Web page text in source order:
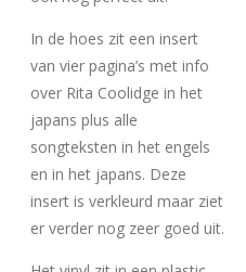
In de hoes zit een insert
van vier pagina’s met info
over Rita Coolidge in het
japans plus alle
songteksten in het engels
en in het japans. Deze
insert is verkleurd maar ziet
er verder nog zeer goed uit.